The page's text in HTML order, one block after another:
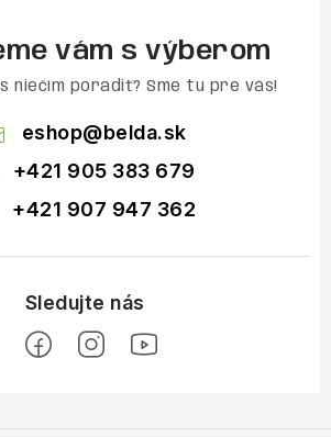
vám s výberom
niečím poradiť? Sme tu pre vás!
eshop@belda.sk
+421 905 383 679
+421 907 947 362